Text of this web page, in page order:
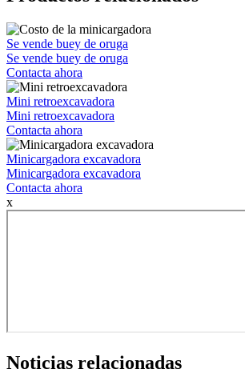
Se vende buey de oruga
Se vende buey de oruga
Contacta ahora
Mini retroexcavadora
Mini retroexcavadora
Contacta ahora
Minicargadora excavadora
Minicargadora excavadora
Contacta ahora
x
Noticias relacionadas